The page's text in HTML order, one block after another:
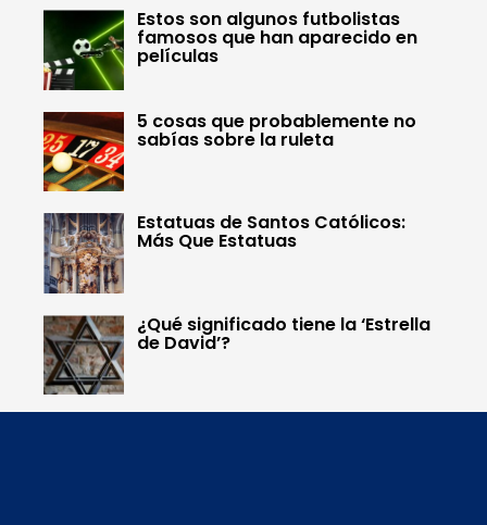
Estos son algunos futbolistas
famosos que han aparecido en
películas
5 cosas que probablemente no
sabías sobre la ruleta
Estatuas de Santos Católicos:
Más Que Estatuas
¿Qué significado tiene la ‘Estrella
de David’?